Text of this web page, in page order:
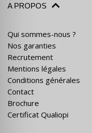
A PROPOS
Qui sommes-nous ?
Nos garanties
Recrutement
Mentions légales
Conditions générales
Contact
Brochure
Certificat Qualiopi